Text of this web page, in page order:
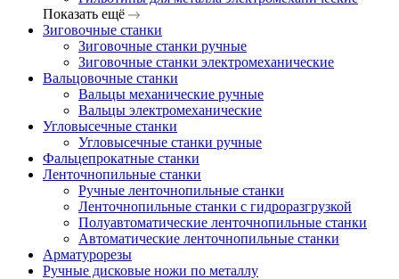
Показать ещё
Зиговочные станки
Зиговочные станки ручные
Зиговочные станки электромеханические
Вальцовочные станки
Вальцы механические ручные
Вальцы электромеханические
Угловысечные станки
Угловысечные станки ручные
Фальцепрокатные станки
Ленточнопильные станки
Ручные ленточнопильные станки
Ленточнопильные станки с гидроразгрузкой
Полуавтоматические ленточнопильные станки
Автоматические ленточнопильные станки
Арматурорезы
Ручные дисковые ножи по металлу